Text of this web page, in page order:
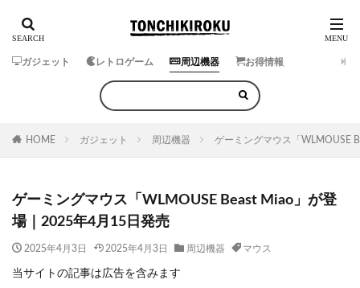
ガジェット レトロゲーム 周辺機器 お得情報
HOME ガジェット 周辺機器 ゲーミングマウス「WLMOUSE
ゲーミングマウス「WLMOUSE Beast Miao」が登
場｜2025年4月15日発売
2025年4月3日 2025年4月3日 周辺機器 マウス
当サイトの記事は広告を含みます